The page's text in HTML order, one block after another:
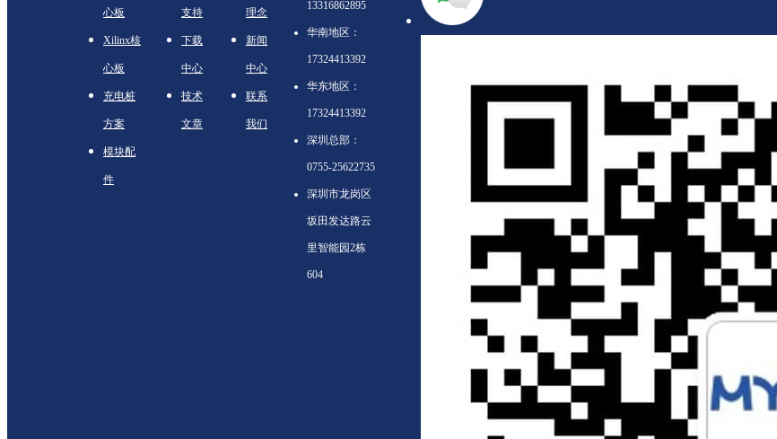
心板
Xilinx核
心板
充电桩
方案
模块配
件
支持
下载
中心
技术
文章
理念
新闻
中心
联系
我们
13316862895
华南地区：
17324413392
华东地区：
17324413392
深圳总部：
0755-25622735
深圳市龙岗区
坂田发达路云
里智能园2栋
604